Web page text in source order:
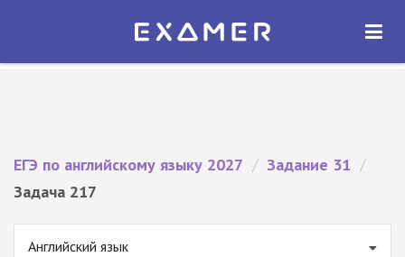
Экзамер — ЕГЭ 2027
ОТКРЫТЬ
ЕГЭ по английскому языку 2027 / Задание 31 /
Задача 217
Английский язык